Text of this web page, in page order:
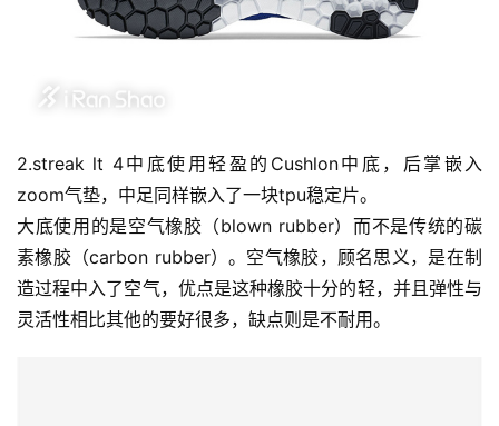
2.streak lt 4中底使用轻盈的Cushlon中底，后掌嵌入
zoom气垫，中足同样嵌入了一块tpu稳定片。
大底使用的是空气橡胶（blown rubber）而不是传统的碳
素橡胶（carbon rubber）。空气橡胶，顾名思义，是在制
造过程中入了空气，优点是这种橡胶十分的轻，并且弹性与
灵活性相比其他的要好很多，缺点则是不耐用。